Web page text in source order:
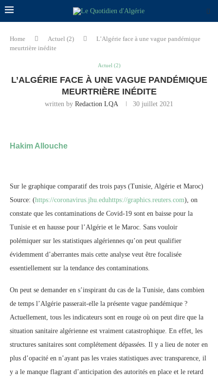
Home Actuel (2)
L’Algérie face à une vague pandémique
meurtrière inédite
Actuel (2)
L’ALGÉRIE FACE À UNE VAGUE PANDÉMIQUE
MEURTRIÈRE INÉDITE
written by Redaction LQA 30 juillet 2021
Hakim Allouche
Sur le graphique comparatif des trois pays (Tunisie, Algérie et Maroc)
Source: (https://coronavirus.jhu.eduhttps://graphics.reuters.com), on
constate que les contaminations de Covid-19 sont en baisse pour la
Tunisie et en hausse pour l’Algérie et le Maroc. Sans vouloir
polémiquer sur les statistiques algériennes qu’on peut qualifier
évidemment d’aberrantes mais cette analyse veut être focalisée
essentiellement sur la tendance des contaminations.
On peut se demander en s’inspirant du cas de la Tunisie, dans combien
de temps l’Algérie passerait-elle la présente vague pandémique ?
Actuellement, tous les indicateurs sont en rouge où on peut dire que la
situation sanitaire algérienne est vraiment catastrophique. En effet, les
structures sanitaires sont complétement dépassées. Il y a lieu de noter en
plus d’opacité en n’ayant pas les vraies statistiques avec transparence, il
y a le manque flagrant d’anticipation des autorités en place et le retard